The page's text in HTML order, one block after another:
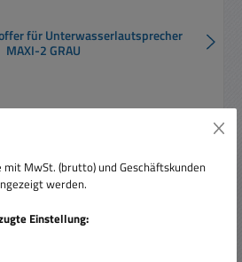
für Unterwasserlautsprecher
MAXI-2 GRAU
Regulärer Preis:
129,00 €
MwSt. (brutto) und Geschäftskunden
werden.
Einstellung: